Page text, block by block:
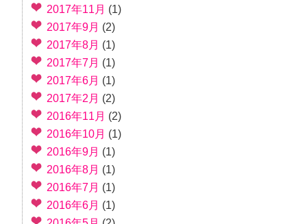
2017年11月 (1)
2017年9月 (2)
2017年8月 (1)
2017年7月 (1)
2017年6月 (1)
2017年2月 (2)
2016年11月 (2)
2016年10月 (1)
2016年9月 (1)
2016年8月 (1)
2016年7月 (1)
2016年6月 (1)